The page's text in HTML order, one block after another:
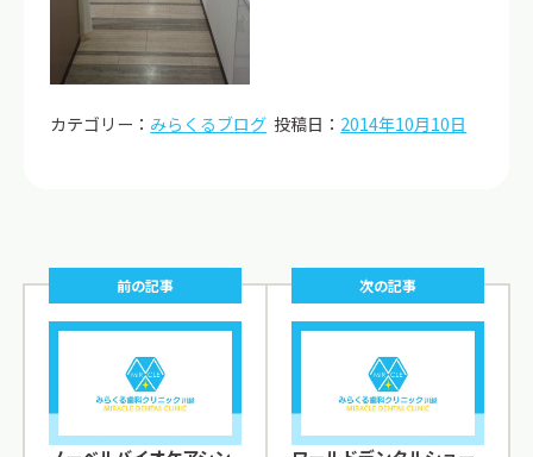
カテゴリー： みらくるブログ 投稿日： 2014年10月10日
前の記事 次の記事